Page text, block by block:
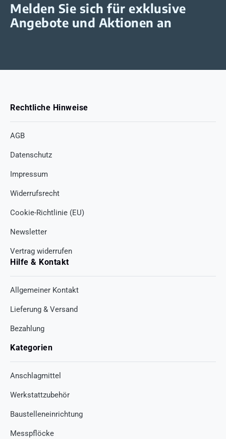
Melden Sie sich für exklusive
Angebote und Aktionen an
Rechtliche Hinweise
AGB
Datenschutz
Impressum
Widerrufsrecht
Cookie-Richtlinie (EU)
Newsletter
Vertrag widerrufen
Hilfe & Kontakt
Allgemeiner Kontakt
Lieferung & Versand
Bezahlung
Kategorien
Anschlagmittel
Werkstattzubehör
Baustelleneinrichtung
Messpflöcke